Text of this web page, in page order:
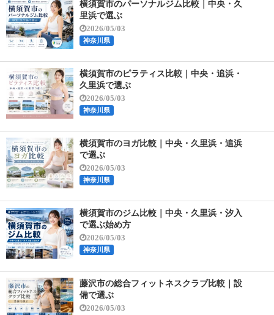
横須賀市のパーソナルジム比較｜中央・久
里浜で選ぶ
2026/05/03
神奈川県
横須賀市のピラティス比較｜中央・追浜・
久里浜で選ぶ
2026/05/03
神奈川県
横須賀市のヨガ比較｜中央・久里浜・追浜
で選ぶ
2026/05/03
神奈川県
横須賀市のジム比較｜中央・久里浜・汐入
で選ぶ始め方
2026/05/03
神奈川県
藤沢市の総合フィットネスクラブ比較｜設
備で選ぶ
2026/05/03